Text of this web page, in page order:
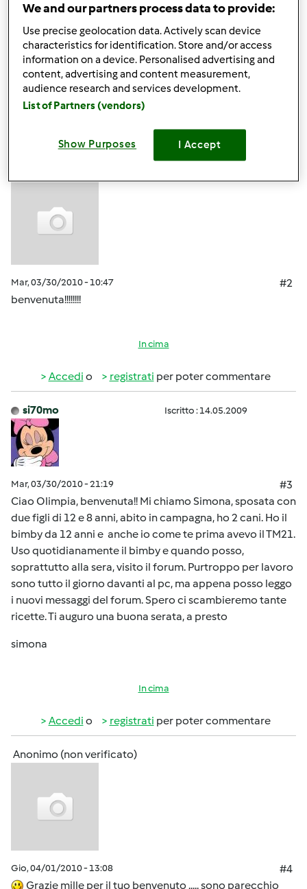
mago con il pc ...ma spero di fare presto amicizia con
altre/i amanti del Bimby ! Ciao a tutti !!!!
In cima
registratiper poter commentare
Mar, 03/30/2010 - 10:47
#2
benvenuta!!!!!!!!
In cima
Accedi o registrati per poter commentare
si70mo Iscritto : 14.05.2009
Mar, 03/30/2010 - 21:19
#3
Ciao Olimpia, benvenuta!! Mi chiamo Simona, sposata con
due figli di 12 e 8 anni, abito in campagna, ho 2 cani. Ho il
bimby da 12 anni e anche io come te prima avevo il TM21.
Uso quotidianamente il bimby e quando posso,
soprattutto alla sera, visito il forum. Purtroppo per lavoro
sono tutto il giorno davanti al pc, ma appena posso leggo
i nuovi messaggi del forum. Spero ci scambieremo tante
ricette. Ti auguro una buona serata, a presto
simona
In cima
Accedi o registrati per poter commentare
Anonimo (non verificato)
Gio, 04/01/2010 - 13:08
#4
Grazie mille per il tuo benvenuto ..... sono parecchio
We and our partners process data to provide:
Use precise geolocation data. Actively scan device
characteristics for identification. Store and/or access
information on a device. Personalised advertising and
content, advertising and content measurement,
audience research and services development.
List of Partners (vendors)
Show Purposes I Accept